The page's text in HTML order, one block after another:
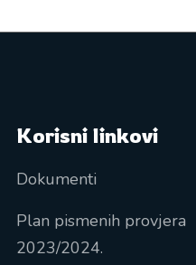
Korisni linkovi
Dokumenti
Plan pismenih provjera
2023/2024.